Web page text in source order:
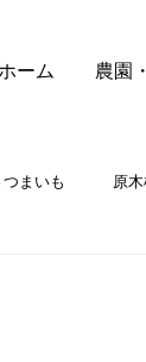
ホーム 農園
つまいも 原